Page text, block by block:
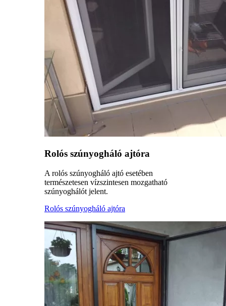
Rolós szúnyogháló ajtóra
A rolós szúnyogháló ajtó esetében
természetesen vízszintesen mozgatható
szúnyoghálót jelent.
Rolós szúnyogháló ajtóra